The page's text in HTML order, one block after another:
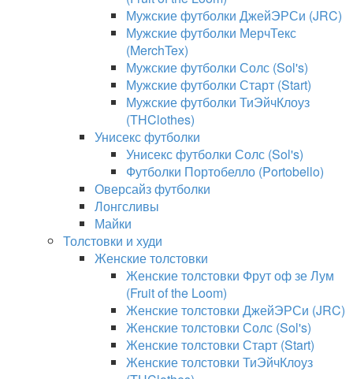
Мужские футболки ДжейЭРСи (JRC)
Мужские футболки МерчТекс
(MerchTex)
Мужские футболки Солс (Sol's)
Мужские футболки Старт (Start)
Мужские футболки ТиЭйчКлоуз
(THClothes)
Унисекс футболки
Унисекс футболки Солс (Sol's)
Футболки Портобелло (Portobello)
Оверсайз футболки
Лонгсливы
Майки
Толстовки и худи
Женские толстовки
Женские толстовки Фрут оф зе Лум
(Fruit of the Loom)
Женские толстовки ДжейЭРСи (JRC)
Женские толстовки Солс (Sol's)
Женские толстовки Старт (Start)
Женские толстовки ТиЭйчКлоуз